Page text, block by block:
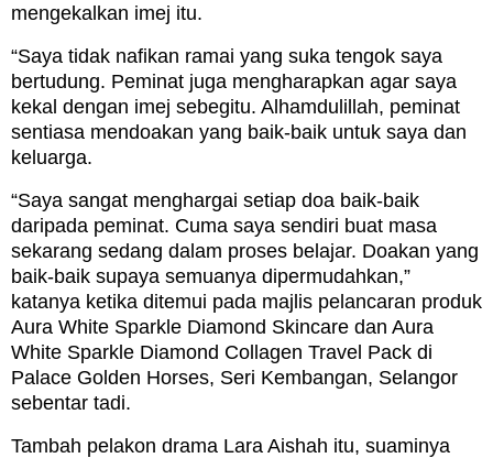
mengekalkan imej itu.
“Saya tidak nafikan ramai yang suka tengok saya
bertudung. Peminat juga mengharapkan agar saya
kekal dengan imej sebegitu. Alhamdulillah, peminat
sentiasa mendoakan yang baik-baik untuk saya dan
keluarga.
“Saya sangat menghargai setiap doa baik-baik
daripada peminat. Cuma saya sendiri buat masa
sekarang sedang dalam proses belajar. Doakan yang
baik-baik supaya semuanya dipermudahkan,”
katanya ketika ditemui pada majlis pelancaran produk
Aura White Sparkle Diamond Skincare dan Aura
White Sparkle Diamond Collagen Travel Pack di
Palace Golden Horses, Seri Kembangan, Selangor
sebentar tadi.
Tambah pelakon drama Lara Aishah itu, suaminya